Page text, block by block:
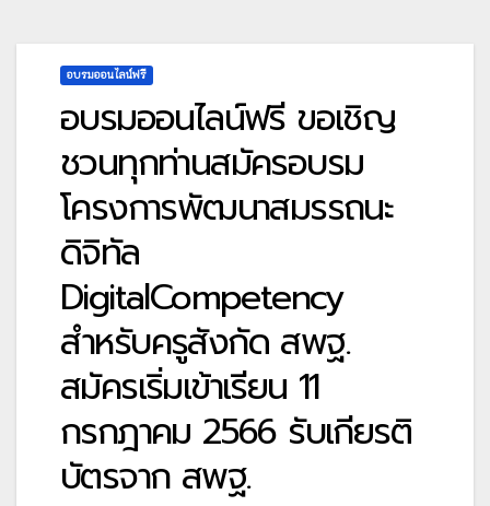
อบรมออนไลน์ฟรี
อบรมออนไลน์ฟรี ขอเชิญ
ชวนทุกท่านสมัครอบรม
โครงการพัฒนาสมรรถนะ
ดิจิทัล
DigitalCompetency
สำหรับครูสังกัด สพฐ.
สมัครเริ่มเข้าเรียน 11
กรกฎาคม 2566 รับเกียรติ
บัตรจาก สพฐ.